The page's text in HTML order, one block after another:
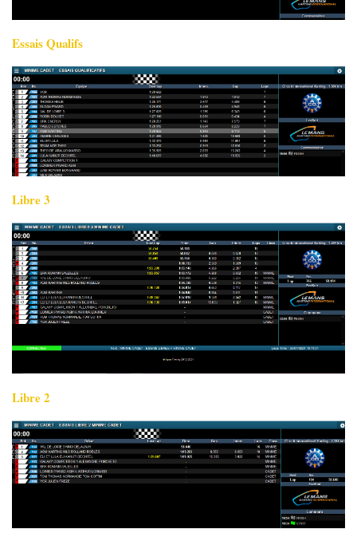
Essais Qualifs
Libre 3
Libre 2